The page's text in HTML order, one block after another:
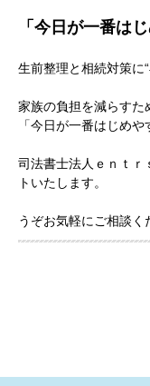
「今日が一番は
生前整理と相続対策に
家族の負担を減らすた
「今日が一番はじめや
司法書士法人ｅｎｔｒ
トいたします。
うぞお気軽にご相談く